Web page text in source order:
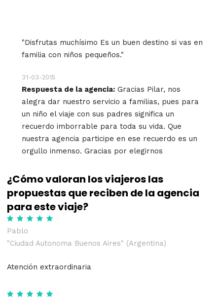
"Disfrutas muchísimo Es un buen destino si vas en
familia con niños pequeños."
31-03-2015
Respuesta de la agencia: Gracias Pilar, nos
alegra dar nuestro servicio a familias, pues para
un niño el viaje con sus padres significa un
recuerdo imborrable para toda su vida. Que
nuestra agencia participe en ese recuerdo es un
orgullo inmenso. Gracias por elegirnos
¿Cómo valoran los viajeros las
propuestas que reciben de la agencia
para este viaje?
Pablo
"Ciudad Autonoma Buenos Aires" (Argentina)
Atención extraordinaria